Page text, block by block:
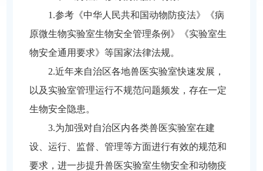
1.参考《中华人民共和国动物防疫法》《病
原微生物实验室生物安全管理条例》《实验室生
物安全通用要求》等国家法律法规。
2.近年来自治区各地兽医实验室快速发展，
以及实验室管理运行不规范问题频发，存在一定
生物安全隐患。
3.为加强对自治区内各类兽医实验室在建
设、运行、监督、管理等方面进行有效的规范和
要求，进一步提升兽医实验室生物安全和动物疫